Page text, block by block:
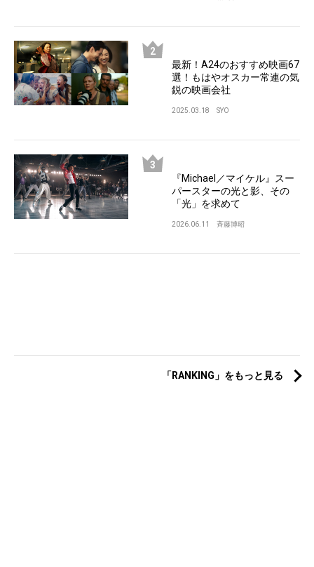
最新！A24のおすすめ映画67
選！もはやオスカー常連の気
鋭の映画会社
2025.03.18 SYO
『Michael／マイケル』スー
パースターの光と影、その
「光」を求めて
2026.06.11 斉藤博昭
「RANKING」をもっと見る